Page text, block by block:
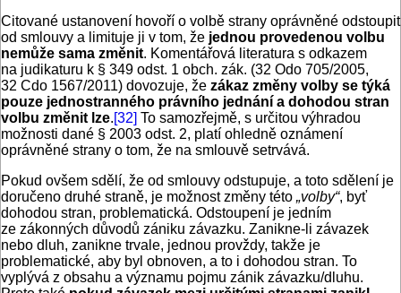
Citované ustanovení hovoří o volbě strany oprávněné odstoupit
od smlouvy a limituje ji v tom, že jednou provedenou volbu
nemůže sama změnit. Komentářová literatura s odkazem
na judikaturu k § 349 odst. 1 obch. zák. (32 Odo 705/2005,
32 Cdo 1567/2011) dovozuje, že zákaz změny volby se týká
pouze jednostranného právního jednání a dohodou stran
volbu změnit lze.[32] To samozřejmě, s určitou výhradou
možnosti dané § 2003 odst. 2, platí ohledně oznámení
oprávněné strany o tom, že na smlouvě setrvává.
Pokud ovšem sdělí, že od smlouvy odstupuje, a toto sdělení je
doručeno druhé straně, je možnost změny této „volby“, byť
dohodou stran, problematická. Odstoupení je jedním
ze zákonných důvodů zániku závazku. Zanikne-li závazek
nebo dluh, zanikne trvale, jednou provždy, takže je
problematické, aby byl obnoven, a to i dohodou stran. To
vyplývá z obsahu a významu pojmu zánik závazku/dluhu.